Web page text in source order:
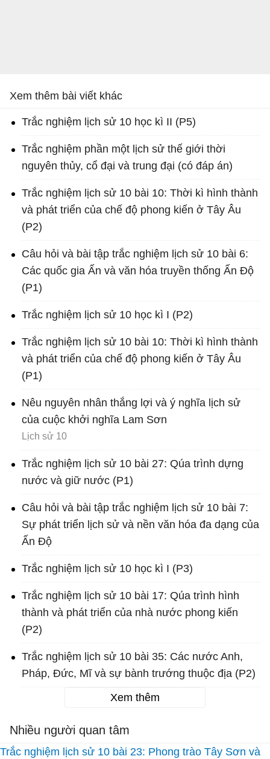
Xem thêm bài viết khác
Trắc nghiệm lịch sử 10 học kì II (P5)
Trắc nghiệm phần một lịch sử thế giới thời
nguyên thủy, cổ đại và trung đại (có đáp án)
Trắc nghiệm lịch sử 10 bài 10: Thời kì hình thành
và phát triển của chế độ phong kiến ở Tây Âu
(P2)
Câu hỏi và bài tập trắc nghiệm lịch sử 10 bài 6:
Các quốc gia Ấn và văn hóa truyền thống Ấn Độ
(P1)
Trắc nghiệm lịch sử 10 học kì I (P2)
Trắc nghiệm lịch sử 10 bài 10: Thời kì hình thành
và phát triển của chế độ phong kiến ở Tây Âu
(P1)
Nêu nguyên nhân thắng lợi và ý nghĩa lịch sử
của cuộc khởi nghĩa Lam Sơn
Lịch sử 10
Trắc nghiệm lịch sử 10 bài 27: Qúa trình dựng
nước và giữ nước (P1)
Câu hỏi và bài tập trắc nghiệm lịch sử 10 bài 7:
Sự phát triển lịch sử và nền văn hóa đa dạng của
Ấn Độ
Trắc nghiệm lịch sử 10 học kì I (P3)
Trắc nghiệm lịch sử 10 bài 17: Qúa trình hình
thành và phát triển của nhà nước phong kiến
(P2)
Trắc nghiệm lịch sử 10 bài 35: Các nước Anh,
Pháp, Đức, Mĩ và sự bành trướng thuộc địa (P2)
Xem thêm
Nhiều người quan tâm
Trắc nghiệm lịch sử 10 bài 23: Phong trào Tây Sơn và